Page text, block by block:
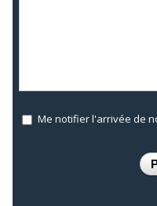
Me notifier l'arrivée de